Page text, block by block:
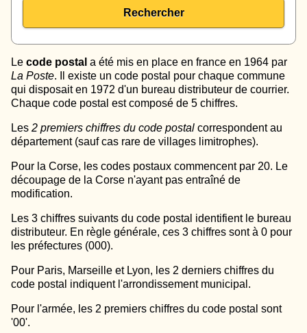
Rechercher
Le code postal a été mis en place en france en 1964 par
La Poste. Il existe un code postal pour chaque commune
qui disposait en 1972 d'un bureau distributeur de courrier.
Chaque code postal est composé de 5 chiffres.
Les 2 premiers chiffres du code postal correspondent au
département (sauf cas rare de villages limitrophes).
Pour la Corse, les codes postaux commencent par 20. Le
découpage de la Corse n'ayant pas entraîné de
modification.
Les 3 chiffres suivants du code postal identifient le bureau
distributeur. En règle générale, ces 3 chiffres sont à 0 pour
les préfectures (000).
Pour Paris, Marseille et Lyon, les 2 derniers chiffres du
code postal indiquent l'arrondissement municipal.
Pour l'armée, les 2 premiers chiffres du code postal sont
'00'.